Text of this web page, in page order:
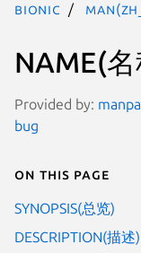
bionic
NAME(
Provided by:
bug
On this page
SYNOPSIS(总览)
DESCRIPTION(描述)